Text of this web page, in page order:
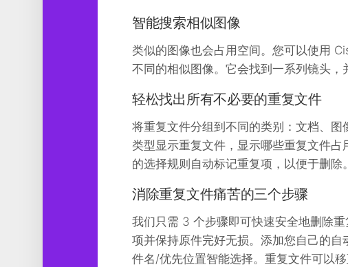
智能搜索相似图像
类似的图像也会占用空间。您可以使用
不同的相似图像。它会找到一系列镜头，
轻松找出所有不必要的重复文件
将重复文件分组到不同的类别：文档、
类型显示重复文件，显示哪些重复文件
的选择规则自动标记重复项，以便于删除。
消除重复文件痛苦的三个步骤
我们只需 3 个步骤即可快速安全地删除
项并保持原件完好无损。添加您自己的
件名/优先位置智能选择。重复文件可以